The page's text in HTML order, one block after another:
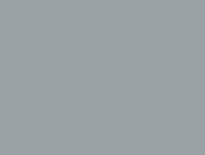
Form einer Erklärung oder
bestätigenden
betroffene Person zu
mit der Verarbeitung der
Daten